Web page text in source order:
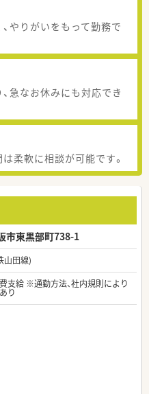
やりがいをもって勤務で
急なお休みにも対応でき
柔軟に相談が可能です。
市東黒部町738-1
山田線)
支給 ※通勤方法、社内規則により
り